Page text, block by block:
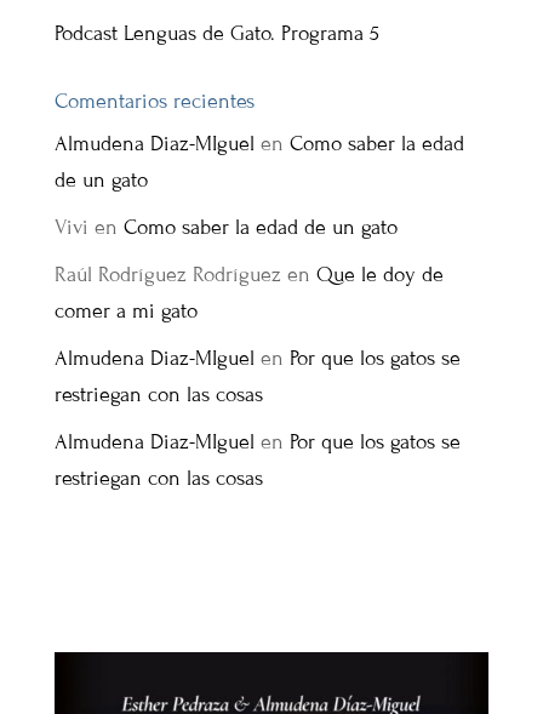
Podcast Lenguas de Gato. Programa 5
Comentarios recientes
Almudena Diaz-MIguel en Como saber la edad
de un gato
Vivi en Como saber la edad de un gato
Raúl Rodríguez Rodríguez en Que le doy de
comer a mi gato
Almudena Diaz-MIguel en Por que los gatos se
restriegan con las cosas
Almudena Diaz-MIguel en Por que los gatos se
restriegan con las cosas